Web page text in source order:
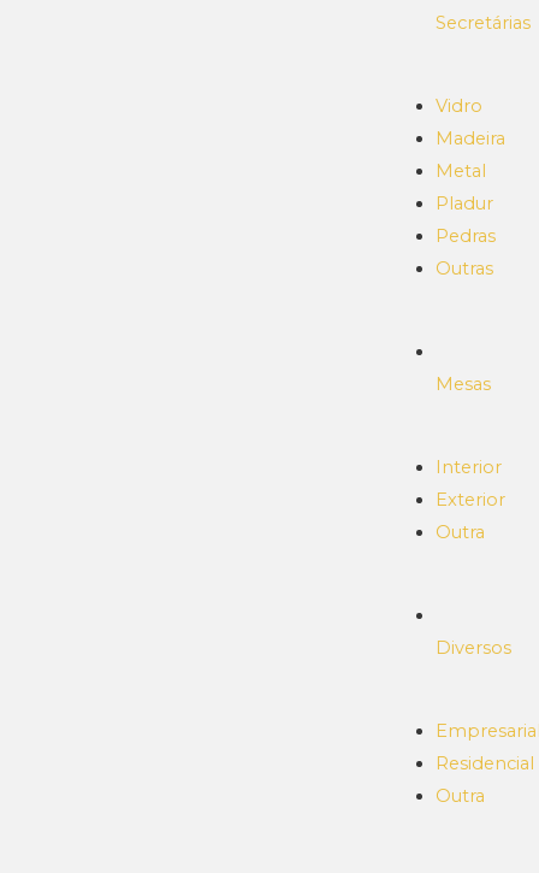
Secretárias
Vidro
Madeira
Metal
Pladur
Pedras
Outras
Mesas
Interior
Exterior
Outra
Diversos
Residencial
Outra